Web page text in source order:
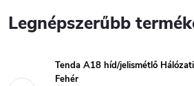
Legnépszerűbb
Tenda A18 híd/jelismétlő
Fehér